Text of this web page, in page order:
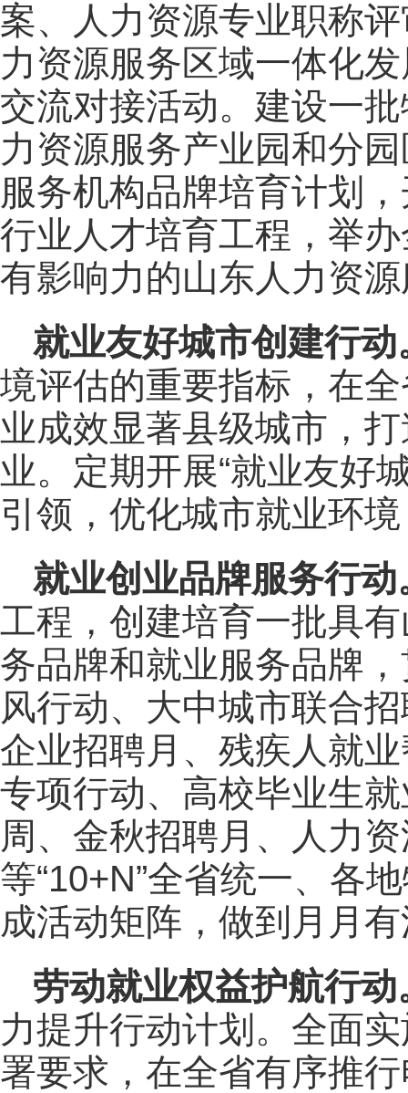
案、人力资源专业职称
力资源服务区域一体化
交流对接活动。建设一
力资源服务产业园和分
服务机构品牌培育计划
行业人才培育工程，举
有影响力的山东人力资
就业友好城市创建行动
境评估的重要指标，在
业成效显著县级城市，
业。定期开展“就业友好
引领，优化城市就业环
就业创业品牌服务行动
工程，创建培育一批具
务品牌和就业服务品牌
风行动、大中城市联合
企业招聘月、残疾人就
专项行动、高校毕业生
周、金秋招聘月、人力
等“10+N”全省统一、各
成活动矩阵，做到月月
劳动就业权益护航行动
力提升行动计划。全面
署要求，在全省有序推